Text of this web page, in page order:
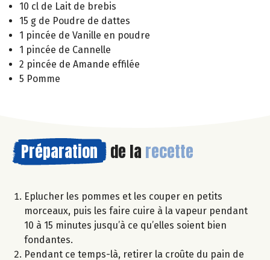
10 cl de Lait de brebis
15 g de Poudre de dattes
1 pincée de Vanille en poudre
1 pincée de Cannelle
2 pincée de Amande effilée
5 Pomme
Préparation de la recette
Eplucher les pommes et les couper en petits
morceaux, puis les faire cuire à la vapeur pendant
10 à 15 minutes jusqu’à ce qu’elles soient bien
fondantes.
Pendant ce temps-là, retirer la croûte du pain de